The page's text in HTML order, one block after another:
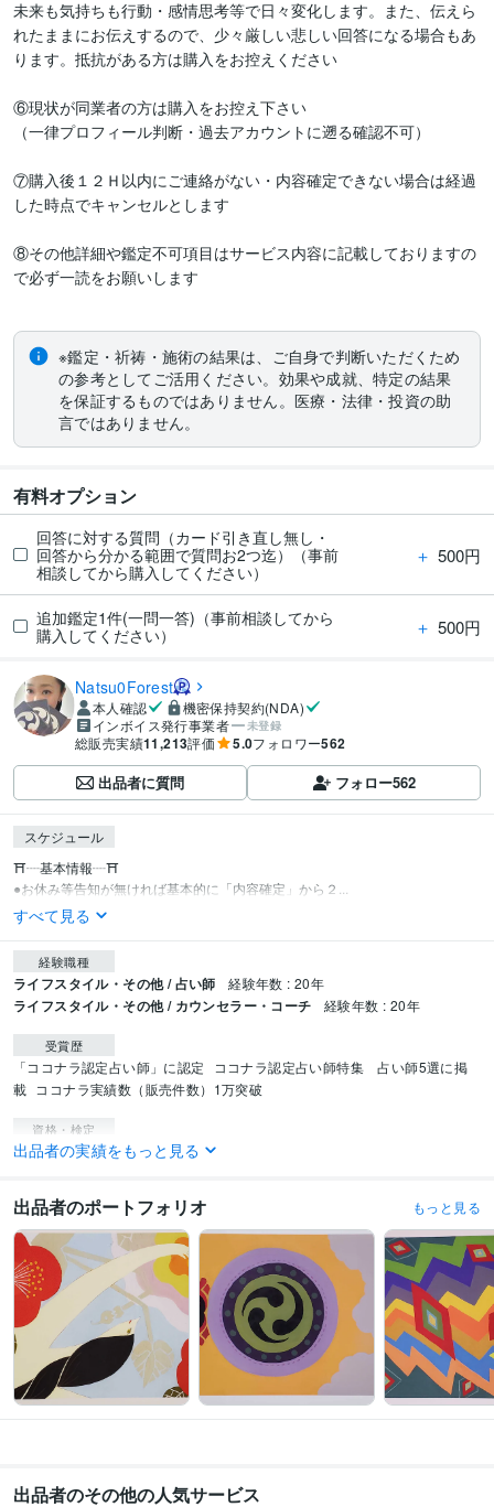
未来も気持ちも行動・感情思考等で日々変化します。また、伝えら
れたままにお伝えするので、少々厳しい悲しい回答になる場合もあ
ります。抵抗がある方は購入をお控えください
⑥現状が同業者の方は購入をお控え下さい
（一律プロフィール判断・過去アカウントに遡る確認不可）
⑦購入後１２Ｈ以内にご連絡がない・内容確定できない場合は経過
した時点でキャンセルとします
⑧その他詳細や鑑定不可項目はサービス内容に記載しておりますの
で必ず一読をお願いします
※鑑定・祈祷・施術の結果は、ご自身で判断いただくため
の参考としてご活用ください。効果や成就、特定の結果
を保証するものではありません。医療・法律・投資の助
言ではありません。
有料オプション
回答に対する質問（カード引き直し無し・
回答から分かる範囲で質問お2つ迄）（事前
相談してから購入してください）
＋ 500円
追加鑑定1件(一問一答)（事前相談してから
購入してください）
＋ 500円
Natsu0Forest
本人確認
機密保持契約(NDA)
インボイス発行事業者
未登録
総販売実績11,213評価 5.0フォロワー562
出品者に質問 フォロー562
スケジュール
⛩️┈基本情報┈⛩️
●お休み等告知が無ければ基本的に「内容確定」から２...
すべて見る
経験職種
ライフスタイル・その他 / 占い師 経験年数 : 20年
ライフスタイル・その他 / カウンセラー・コーチ 経験年数 : 20年
受賞歴
「ココナラ認定占い師」に認定
ココナラ認定占い師特集　占い師5選に掲
載 ココナラ実績数（販売件数）1万突破
資格・検定
メンタルケアカウンセラー 取得年 : 2014年
日本の神様カード（オラクルカード）:10年
ルノルマンカード:5年
得意分野
占い 恋愛に関する占い 人間関係に関する占い チャット占い
恋愛 占い 霊視 霊視占い タロット占い オラクルカード占い
複雑恋愛
人間関係
相性 家庭
占い お仕事に関する占い 人生やご自身に関するお悩みの占い フリーメ
ッセージ占い
運勢
占い 霊視 霊視占い タロット占い オラクルカード占い 性格
人生
出品者の実績をもっと見る
出品者のポートフォリオ もっと見る
出品者のその他の人気サービス